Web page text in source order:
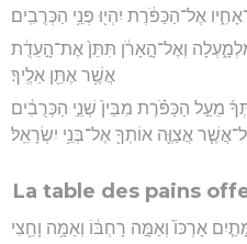
אֶל־הַכַּפֹּ֔רֶת יִהְי֖וּ פְּנֵ֥י הַכְּרֻבִֽים׃
וְאֶל־הָ֣אָרֹ֔ן תִּתֵּן֙ אֶת־הָ֣עֵדֻ֔ת
אֲשֶׁ֥ר אֶתֵּ֖ן אֵלֶֽיךָ׃
מֵעַ֣ל הַכַּפֹּ֗רֶת מִבֵּין֙ שְׁנֵ֣י הַכְּרֻבִ֔ים
אֲצַוֶּ֛ה אוֹתְךָ֖ אֶל־בְּנֵ֥י יִשְׂרָאֵֽל׃
La table des pains
אָרְכּוֹ֙ וְאַמָּ֣ה רָחְבּ֔וֹ וְאַמָּ֥ה וָחֵ֖צִי